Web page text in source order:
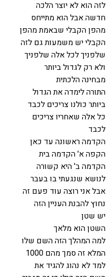
לזה הוא לא יוצר הלכה
חדשה אבל הוא מתייחס
מהפן הקבלי שבאמת מהפן
הקבלי יש משמעות גם לזה
שלפניך לכל אלה שלפניך
ולא רק לגדול ביותר
מבחינה הלכתית
התורה לימדה את הגדול
ביותר כולנו צריכים לכבד
כל אלה שאחריו צריכים
לכבד
הקדמה ראשונה עד כאן
הקפה א' הקדמה בית
הקדמה ב' היא קשורה
לנושא שנגעתי בו בעבר
אבל אני רוצה עוד פעם זה
נחוץ להבנת העניין הזה
יש שטן
השטן הוא מלאך
למה המהלך הזה השם שלו
המלא זה סמך מהם 1000
למד לא נהוג להגיד את